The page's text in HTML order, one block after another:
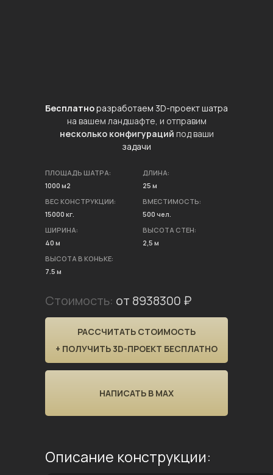
Бесплатноразработаем 3D-проект шатра
на вашем ландшафте, и отправим
несколько конфигураций под ваши
задачи
ПЛОЩАДЬ ШАТРА:
1000 м2
ДЛИНА:
25 м
ВЕС КОНСТРУКЦИИ:
15000 кг.
ВМЕСТИМОСТЬ:
500 чел.
ШИРИНА:
40 м
ВЫСОТА СТЕН:
2,5 м
ВЫСОТА В КОНЬКЕ:
7.5 м
Стоимость: от 8938300 ₽
РАССЧИТАТЬ СТОИМОСТЬ
+ ПОЛУЧИТЬ 3D-ПРОЕКТ БЕСПЛАТНО
НАПИСАТЬ В MAX
Описание конструкции: